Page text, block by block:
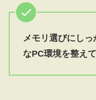
メモリ選びにし
なPC環境を整え